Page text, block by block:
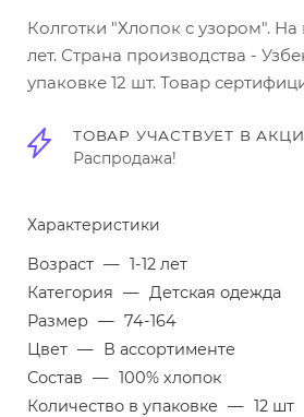
Колготки "Хлопок с узором". На
лет. Страна производства -
упаковке 12 шт. Товар
ТОВАР УЧАСТВУЕТ В
Распродажа!
Характеристики
Возраст — 1-12 лет
Категория — Детская одежда
Размер — 74-164
Цвет — В ассортименте
Состав — 100% хлопок
Количество в упаковке — 12 шт